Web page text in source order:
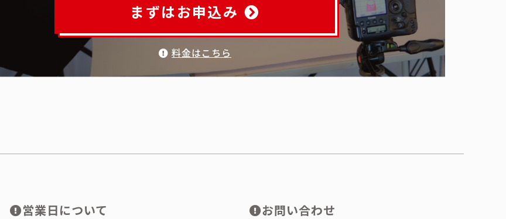
まずはお申込み
料金はこちら
営業日について お問い合わせ